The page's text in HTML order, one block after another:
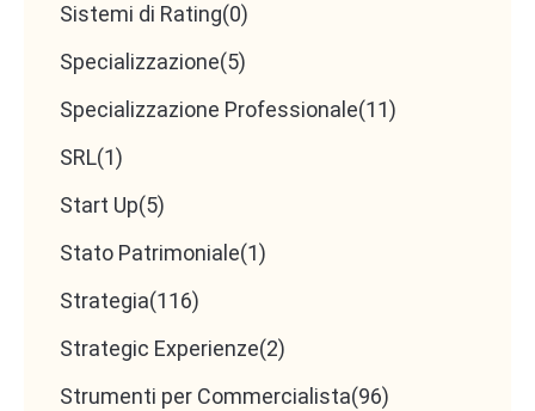
Sistemi di Rating(0)
Specializzazione(5)
Specializzazione Professionale(11)
SRL(1)
Start Up(5)
Stato Patrimoniale(1)
Strategia(116)
Strategic Experienze(2)
Strumenti per Commercialista(96)